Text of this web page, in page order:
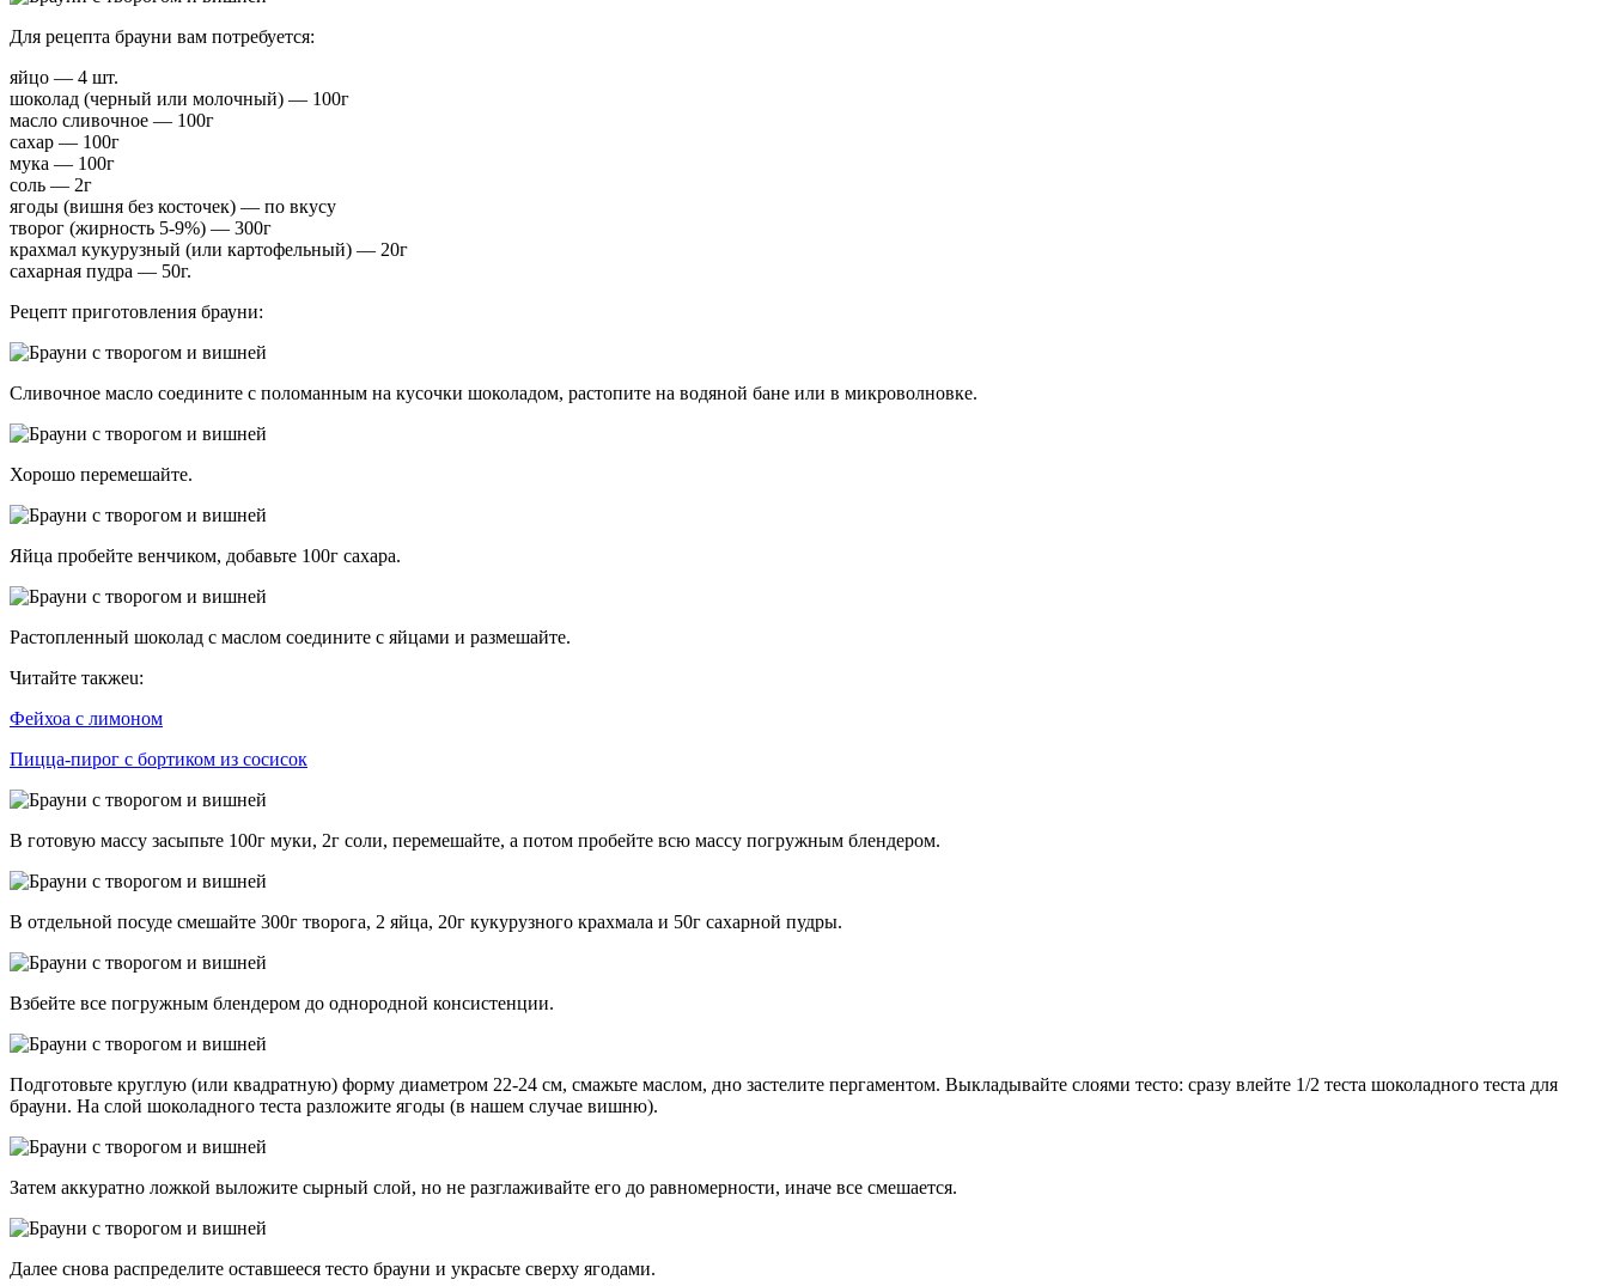
Для рецепта брауни вам потребуется:
яйцо — 4 шт.
шоколад (черный или молочный) — 100г
масло сливочное — 100г
сахар — 100г
мука — 100г
соль — 2г
ягоды (вишня без косточек) — по вкусу
творог (жирность 5-9%) — 300г
крахмал кукурузный (или картофельный) — 20г
сахарная пудра — 50г.
Рецепт приготовления брауни:
Сливочное масло соедините с поломанным на кусочки шоколадом, растопите на водяной бане или в микроволновке.
Хорошо перемешайте.
Яйца пробейте венчиком, добавьте 100г сахара.
Растопленный шоколад с маслом соедините с яйцами и размешайте.
Читайте такжеu:
Фейхоа с лимоном
Пицца-пирог с бортиком из сосисок
В готовую массу засыпьте 100г муки, 2г соли, перемешайте, а потом пробейте всю массу погружным блендером.
В отдельной посуде смешайте 300г творога, 2 яйца, 20г кукурузного крахмала и 50г сахарной пудры.
Взбейте все погружным блендером до однородной консистенции.
Подготовьте круглую (или квадратную) форму диаметром 22-24 см, смажьте маслом, дно застелите пергаментом. Выкладывайте слоями тесто: сразу влейте 1/2 теста шоколадного теста для
брауни. На слой шоколадного теста разложите ягоды (в нашем случае вишню).
Затем аккуратно ложкой выложите сырный слой, но не разглаживайте его до равномерности, иначе все смешается.
Далее снова распределите оставшееся тесто брауни и украсьте сверху ягодами.